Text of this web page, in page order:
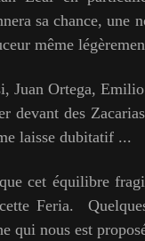
sa chance, une
même
Ortega, Emilio
devant des
laisse dubitatif ...
cet équilibre
Feria.
qui nous est